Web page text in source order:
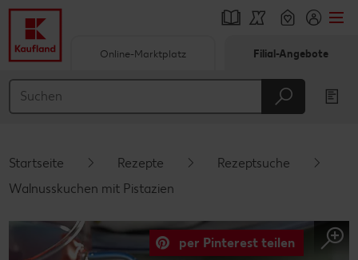
Hauptinhalt
Schwebender Seitenbereich
Online-Marktplatz Filial-Angebote
Startseite Rezepte
Rezeptsuche
Walnusskuchen mit Pistazien
per Pinterest teilen